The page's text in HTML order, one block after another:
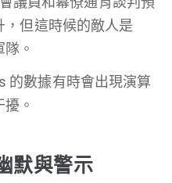
但這時候的敵人是
。
的數據有時會出現演算
。
默與警示